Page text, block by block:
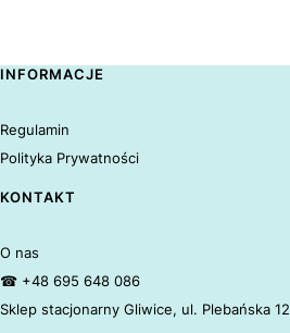
Linki w stopce
INFORMACJE
Regulamin
Polityka Prywatności
KONTAKT
O nas
☎ +48 695 648 086
Sklep stacjonarny Gliwice, ul. Plebańska 12